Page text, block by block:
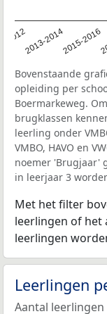
20122013-20142015-2016
Bovenstaande
opleiding per
Boermarkeweg.
brugklassen
leerling onder
VMBO, HAVO en
noemer 'Brugjaar'
in leerjaar 3
Met het filter
leerlingen of het
leerlingen
Leerlingen
Aantal